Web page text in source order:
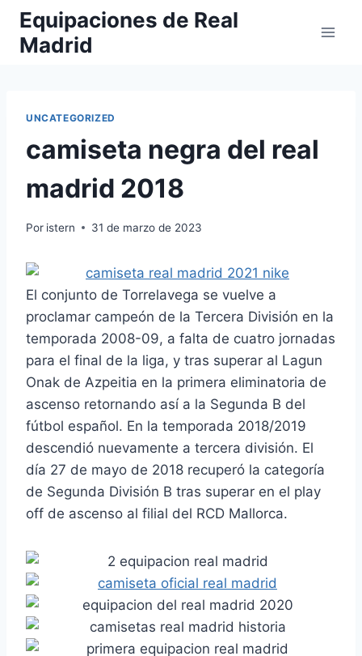
Saltar
contenido
Equipaciones de Real
Madrid
UNCATEGORIZED
camiseta negra del real
madrid 2018
Por istern 31 de marzo de 2023
El conjunto de Torrelavega se vuelve a
proclamar campeón de la Tercera División en la
temporada 2008-09, a falta de cuatro jornadas
para el final de la liga, y tras superar al Lagun
Onak de Azpeitia en la primera eliminatoria de
ascenso retornando así a la Segunda B del
fútbol español. En la temporada 2018/2019
descendió nuevamente a tercera división. El
día 27 de mayo de 2018 recuperó la categoría
de Segunda División B tras superar en el play
off de ascenso al filial del RCD Mallorca.